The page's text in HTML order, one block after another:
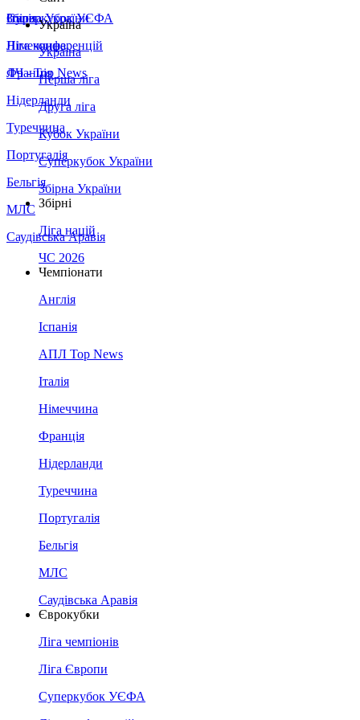
Збірна України
Італія
Німеччина
Франція
Нідерланди
Туреччина
Португалія
Бельгія
МЛС
Саудівська Аравія
Суперкубок УЄФА
Ліга конференцій
ЛЧ - Top News
Україна
Україна
Перша ліга
Друга ліга
Кубок України
Суперкубок України
Збірна України
Збірні
Ліга націй
ЧС 2026
Чемпіонати
Англія
Іспанія
АПЛ Top News
Італія
Німеччина
Франція
Нідерланди
Туреччина
Португалія
Бельгія
МЛС
Саудівська Аравія
Єврокубки
Ліга чемпіонів
Ліга Європи
Суперкубок УЄФА